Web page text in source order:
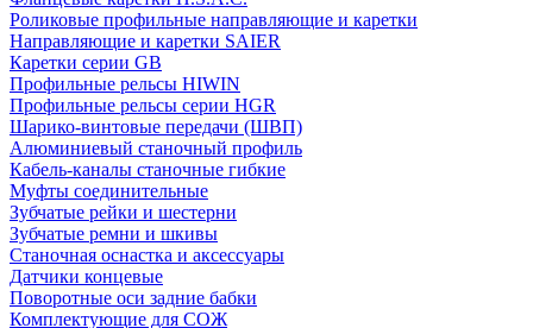
Роликовые профильные направляющие и каретки
Направляющие и каретки SAIER
Каретки серии GB
Профильные рельсы HIWIN
Профильные рельсы серии HGR
Шарико-винтовые передачи (ШВП)
Алюминиевый станочный профиль
Кабель-каналы станочные гибкие
Муфты соединительные
Зубчатые рейки и шестерни
Зубчатые ремни и шкивы
Станочная оснастка и аксессуары
Датчики концевые
Поворотные оси задние бабки
Комплектующие для СОЖ